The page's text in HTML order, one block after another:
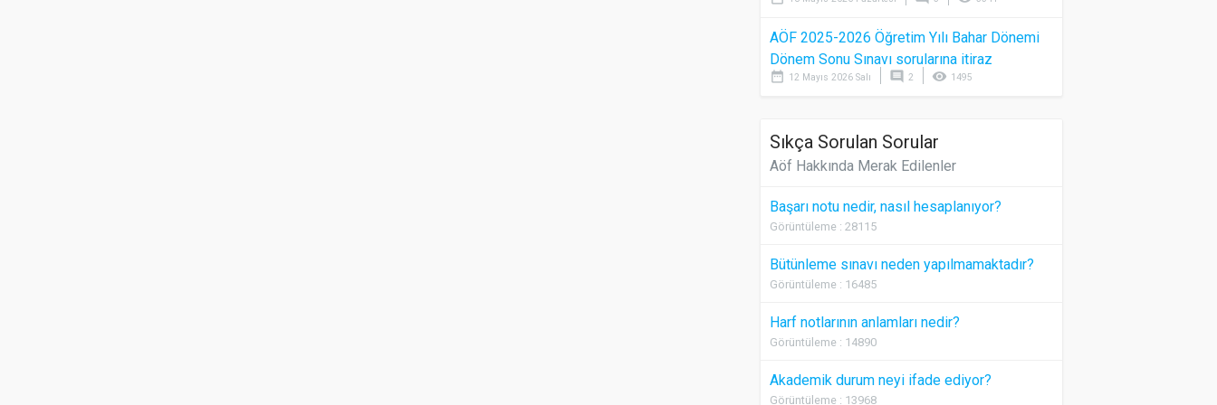
AÖF 2025-2026 Öğretim Yılı Bahar Dönemi
Dönem Sonu Sınavı sorularına itiraz
date_range 12 Mayıs 2026 Salı comment 2 visibility 1495
Sıkça Sorulan Sorular
Aöf Hakkında Merak Edilenler
Başarı notu nedir, nasıl hesaplanıyor?
Görüntüleme : 28115
Bütünleme sınavı neden yapılmamaktadır?
Görüntüleme : 16485
Harf notlarının anlamları nedir?
Görüntüleme : 14890
Akademik durum neyi ifade ediyor?
Görüntüleme : 13968